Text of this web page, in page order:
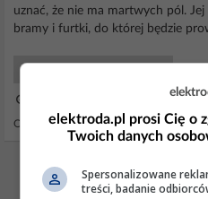
uznać, że nie ma martwych pól. Jej
bramy i furtki, do której będzie
Odpowiedzi: 31 Wyświetleń: 9393
elektroda.pl prosi Cię o
Twoich danych
Spersonalizowane
treści, badanie